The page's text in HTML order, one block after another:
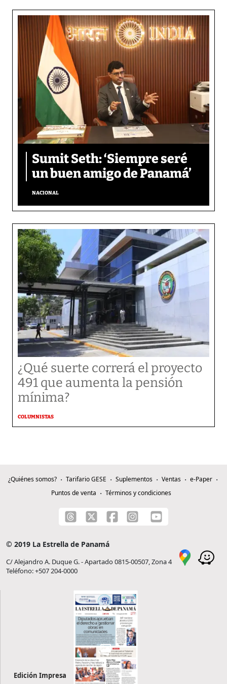
Sumit Seth: ‘Siempre seré
un buen amigo de Panamá’
NACIONAL
¿Qué suerte correrá el proyecto
491 que aumenta la pensión
mínima?
COLUMNISTAS
¿Quiénes somos? Tarifario GESE Suplementos Ventas
e-Paper
Puntos de venta
Términos y condiciones
© 2019 La Estrella de Panamá
C/ Alejandro A. Duque G. - Apartado 0815-00507, Zona 4
Teléfono: +507 204-0000
Edición Impresa